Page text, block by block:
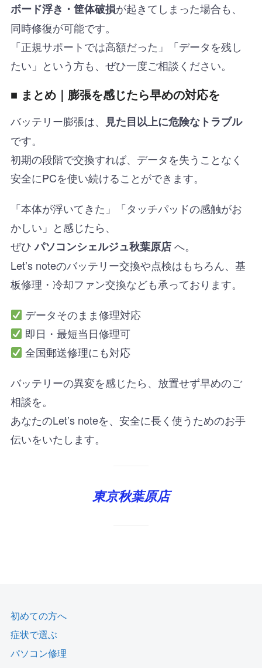
ボード浮き・筐体破損が起きてしまった場合も、
同時修復が可能です。
「正規サポートでは高額だった」「データを残し
たい」という方も、ぜひ一度ご相談ください。
■ まとめ｜膨張を感じたら早めの対応を
バッテリー膨張は、
見た目以上に危険なトラブル
です。
初期の段階で交換すれば、データを失うことなく
安全にPCを使い続けることができます。
「本体が浮いてきた」「タッチパッドの感触がお
かしい」と感じたら、
ぜひパソコンシェルジュ秋葉原店へ。
Let’s noteのバッテリー交換や点検はもちろん、基
板修理・冷却ファン交換なども承っております。
データそのまま修理対応
即日・最短当日修理可
全国郵送修理にも対応
バッテリーの異変を感じたら、放置せず早めのご
相談を。
あなたのLet’s noteを、安全に長く使うためのお手
伝いをいたします。
東京秋葉原店
初めての方へ
症状で選ぶ
パソコン修理